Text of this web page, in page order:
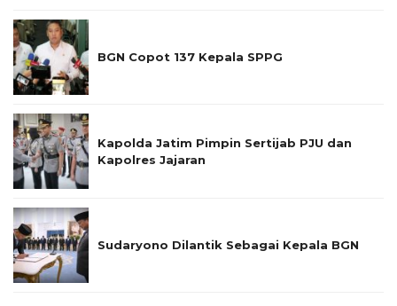
BGN Copot 137 Kepala SPPG
Kapolda Jatim Pimpin Sertijab PJU dan
Kapolres Jajaran
Sudaryono Dilantik Sebagai Kepala BGN